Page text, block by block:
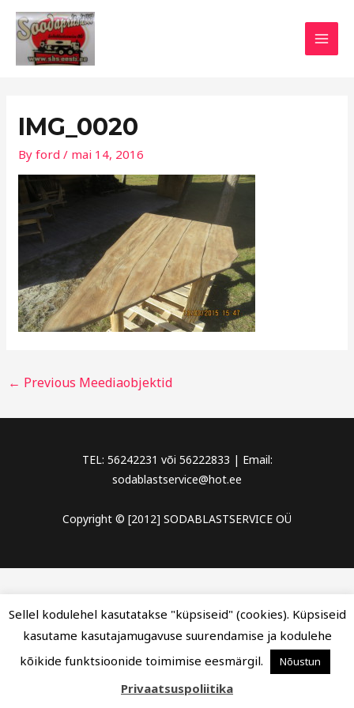
Skip
content
IMG_0020
Byford/ mai 14, 2016
Post
navigation
← Previous Meediaobjektid
TEL: 56242231 või 56222833 | Email:
sodablastservice@hot.ee
Copyright © [2012] SODABLASTSERVICE OÜ
Sellel kodulehel kasutatakse "küpsiseid" (cookies). Küpsiseid
kasutame kasutajamugavuse suurendamise ja kodulehe
kõikide funktsioonide toimimise eesmärgil.
Nõustun
Privaatsuspoliitika